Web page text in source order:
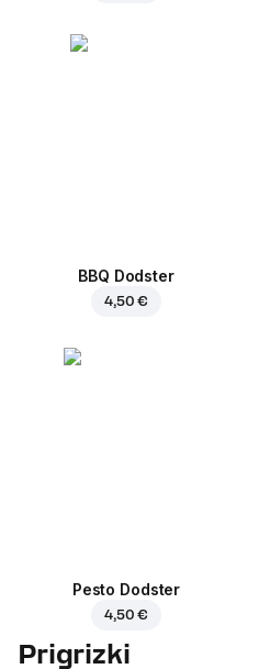
BBQ Dodster
4,50 €
Pesto Dodster
4,50 €
Prigrizki